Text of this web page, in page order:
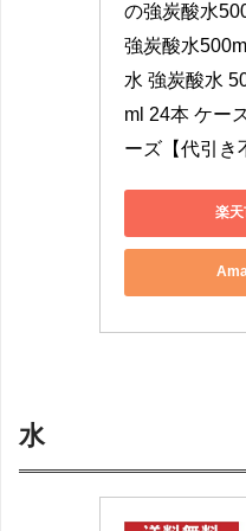
の強炭酸水
強炭酸水
水 強炭酸水
ml 24本 ケー
ーズ【代引き
楽
水